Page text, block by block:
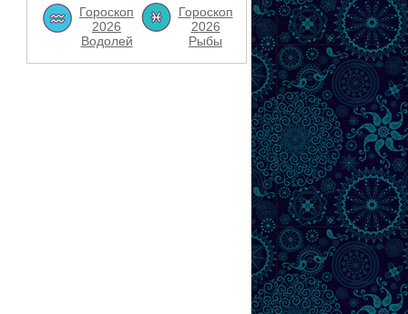
Гороскоп
2026
Водолей
Гороскоп
2026
Рыбы